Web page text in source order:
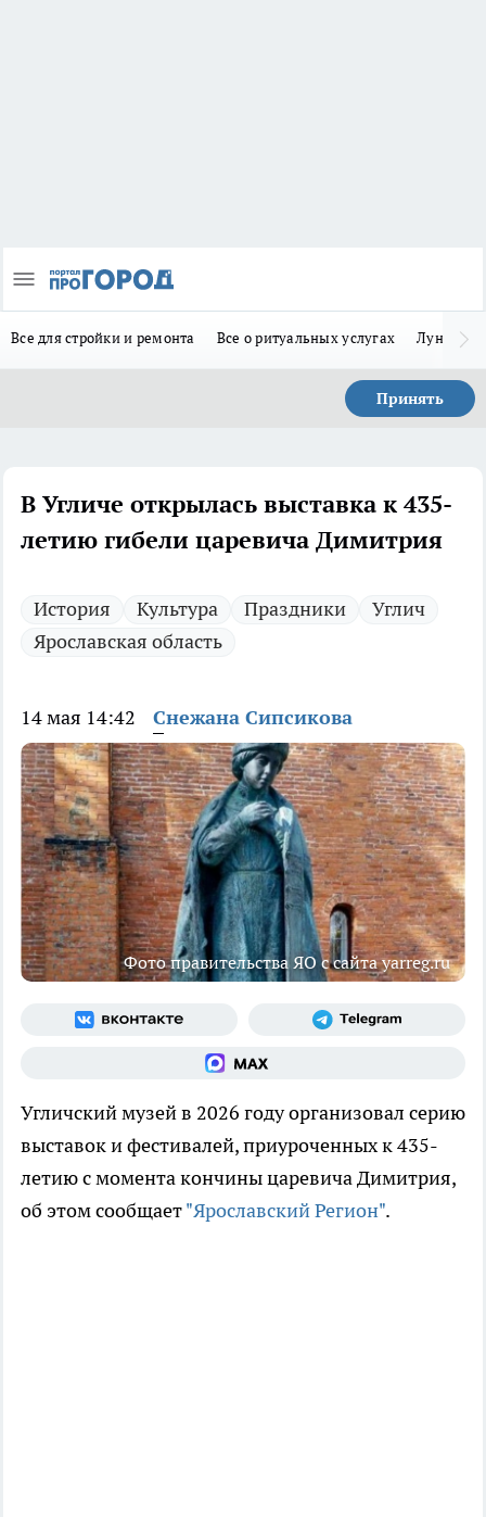
Все для стройки и ремонта Все о ритуальных услугах Лунно-
Принять
В Угличе открылась выставка к 435-
летию гибели царевича Димитрия
История Культура Праздники
Углич
Ярославская область
14 мая 14:42 Снежана Сипсикова
Фото правительства ЯО с сайта yarreg.ru
Угличский музей в 2026 году организовал серию
выставок и фестивалей, приуроченных к 435-
летию с момента кончины царевича Димитрия,
об этом сообщает"Ярославский Регион".